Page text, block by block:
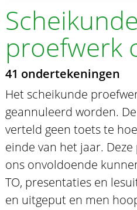
Scheikunde
proefwerk
41 ondertekeningen
Het scheikunde
geannuleerd worden.
verteld geen toets te
einde van het jaar.
ons onvoldoende
TO, presentaties en
en uitgeput en men